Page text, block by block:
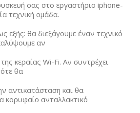
σας στο εργαστήριο iphone-
τεχνική ομάδα.
εξής: θα διεξάγουμε έναν τεχνικό
αν
κεραίας Wi-Fi. Αν συντρέχει
θα
αντικατάσταση και θα
κορυφαίο ανταλλακτικό